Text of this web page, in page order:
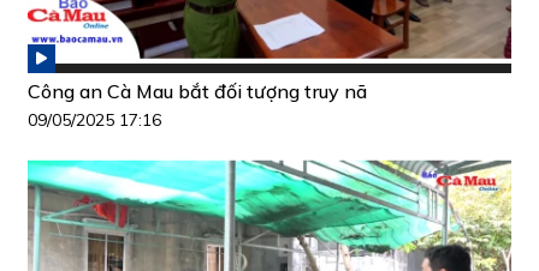
Công an Cà Mau bắt đối tượng truy nã
09/05/2025 17:16